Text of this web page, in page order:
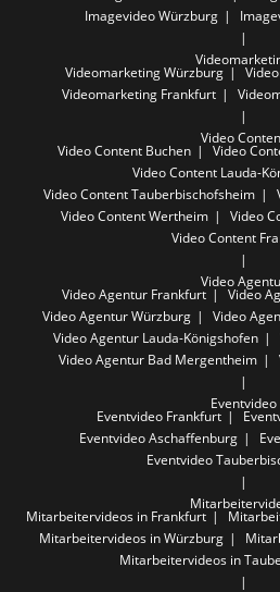
Imagevideo Würzburg
Videomarketing Würzburg
Videomarketing Frankfurt
Video
Video Content Buchen
Video
Video Content Lauda-
Video Content Tauberbischofsheim
Video Content Wertheim
Video
Video Content
Video
Video Agentur Frankfurt
Video
Video Agentur Würzburg
Video
Video Agentur Lauda-Königshofen
Video Agentur Bad Mergentheim
Eventvideo
Eventvideo Frankfurt
Eventvideo Aschaffenburg
Eventvideo
Mitarbeitervideos in Frankfurt
Mitarbeitervideos in Würzburg
Mitarbeitervideos in